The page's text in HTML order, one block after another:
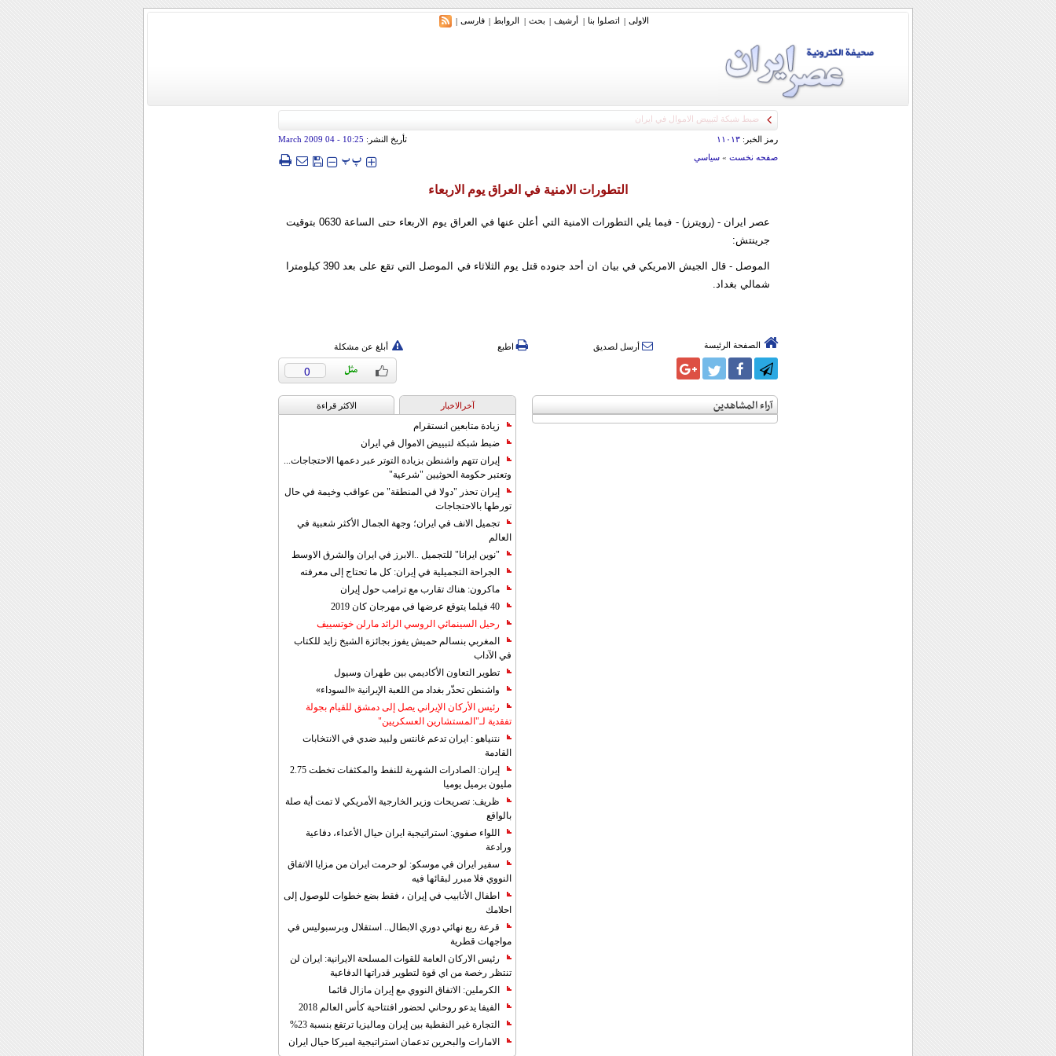
الاولی | اتصلوا بنا | أرشیف | بحث | الروابط | فارسی |
رمز الخبر: ۱۱۰۱۳ تأريخ النشر: 10:25
- 04 March 2009
صفحه نخست» سياسي ‍‍‍ پپ
التطورات الامنية في العراق يوم الاربعاء
عصر ایران - (رويترز) - فيما يلي التطورات الامنية التي أعلن عنها في العراق يوم الاربعاء حتى الساعة 0630 بتوقيت
جرينتش:
الموصل - قال الجيش الامريكي في بيان ان أحد جنوده قتل يوم الثلاثاء في الموصل التي تقع على بعد 390 كيلومترا
شمالي بغداد.
الصفحة الرئيسة أرسل لصديق اطبع أبلغ عن مشكلة
0
آراء المشاهدين آخرالاخبار الاکثر قراءة
زيادة متابعين انستقرام
ضبط شبكة لتبييض الاموال في ايران
إيران تتهم واشنطن بزيادة التوتر عبر دعمها الاحتجاجات...
وتعتبر حكومة الحوثيين "شرعية"
إيران تحذر "دولا في المنطقة" من عواقب وخيمة في حال
تورطها بالاحتجاجات
تجميل الانف في ايران؛ وجهة الجمال الأكثر شعبية في
العالم
"نوين ايرانا" للتجميل ..الابرز في ايران والشرق الاوسط
الجراحة التجميلية في إيران: كل ما تحتاج إلى معرفته
ماكرون: هناك تقارب مع ترامب حول إيران
40 فيلما يتوقع عرضها في مهرجان كان 2019
رحيل السينمائي الروسي الرائد مارلن خوتسييف
المغربي بنسالم حميش يفوز بجائزة الشيخ زايد للكتاب
في الآداب
تطوير التعاون الأكاديمي بين طهران وسيول
واشنطن تحذّر بغداد من اللعبة الإيرانية «السوداء»
رئيس الأركان الإيراني يصل إلى دمشق للقيام بجولة
تفقدية لـ"المستشارين العسكريين"
نتنياهو : ايران تدعم غانتس ولبيد ضدي في الانتخابات
القادمة
إيران: الصادرات الشهریة للنفط والمكثفات تخطت 2.75
مليون برميل يوميا
ظريف: تصريحات وزير الخارجية الأمريكي لا تمت أية صلة
بالواقع
اللواء صفوي: استراتيجية ايران حيال الأعداء، دفاعية
ورادعة
سفير ايران في موسكو: لو حرمت ايران من مزايا الاتفاق
النووي فلا مبرر لبقائها فيه
اطفال الأنابيب في إيران ، فقط بضع خطوات للوصول إلى
احلامك
قرعة ربع نهائي دوري الابطال.. استقلال وبرسبوليس في
مواجهات قطرية
رئيس الاركان العامة للقوات المسلحة الايرانية: ايران لن
تنتظر رخصة من اي قوة لتطوير قدراتها الدفاعية
الكرملين: الاتفاق النووي مع إيران مازال قائما
الفيفا يدعو روحاني لحضور افتتاحية كأس العالم 2018
التجارة غیر النفطیة بین إیران ومالیزیا ترتفع بنسبة 23%
الامارات والبحرين تدعمان استراتيجية اميركا حيال ايران